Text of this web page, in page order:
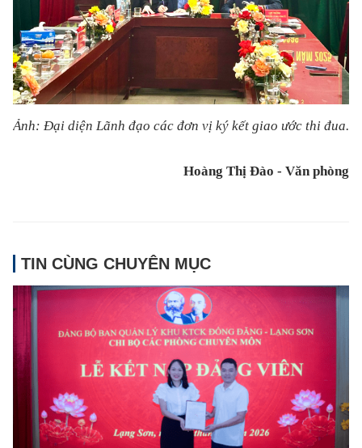
Ảnh: Đại diện Lãnh đạo các đơn vị ký kết giao ước thi đua.
Hoàng Thị Đào - Văn phòng
TIN CÙNG CHUYÊN MỤC